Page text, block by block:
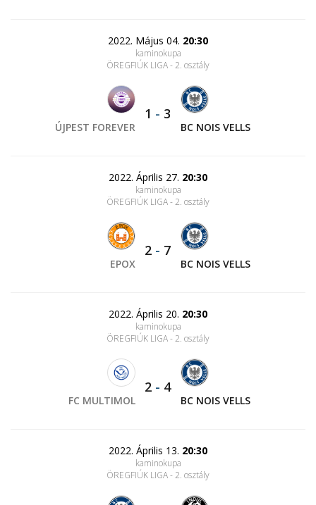
2022. Május 04. 20:30
kaminokupa
ÖREGFIÚK LIGA - 2. osztály
ÚJPEST FOREVER
1 - 3
BC NOIS VELLS
2022. Április 27. 20:30
kaminokupa
ÖREGFIÚK LIGA - 2. osztály
EPOX
2 - 7
BC NOIS VELLS
2022. Április 20. 20:30
kaminokupa
ÖREGFIÚK LIGA - 2. osztály
FC MULTIMOL
2 - 4
BC NOIS VELLS
2022. Április 13. 20:30
kaminokupa
ÖREGFIÚK LIGA - 2. osztály